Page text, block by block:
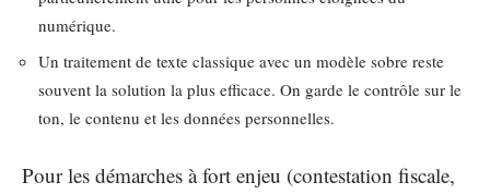
numérique.
Un traitement de texte classique avec un modèle sobre reste
souvent la solution la plus efficace. On garde le contrôle sur le
ton, le contenu et les données personnelles.
Pour les démarches à fort enjeu (contestation fiscale,